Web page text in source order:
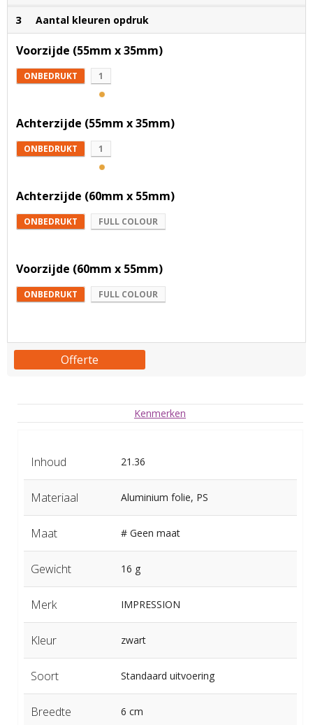
3 Aantal kleuren opdruk
Voorzijde (55mm x 35mm)
ONBEDRUKT 1
Achterzijde (55mm x 35mm)
ONBEDRUKT 1
Achterzijde (60mm x 55mm)
ONBEDRUKT FULL COLOUR
Voorzijde (60mm x 55mm)
ONBEDRUKT FULL COLOUR
Offerte
Kenmerken
Inhoud 21.36
Materiaal Aluminium folie, PS
Maat # Geen maat
Gewicht 16 g
Merk IMPRESSION
Kleur zwart
Soort Standaard uitvoering
Breedte 6 cm